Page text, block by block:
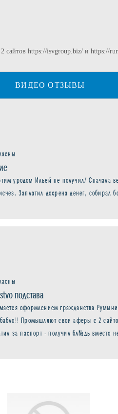
https://isvgroup.biz/ и https://
ВИДЕО ОТЗЫВЫ
уродом Ильей не получил/ Сначала
Заплатил дохрена денег, собирал
подстава
оформлением гражданства
Промышляют свои аферы с 2
за паспорт - получил бл№дь вместо